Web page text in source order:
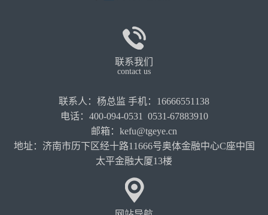
联系我们
contact us
联系人：杨总监 手机：16666551138
电话：400-094-0531 0531-67883910
邮箱：kefu@tgeye.cn
地址：济南市历下区经十路11666号奥体金融中心C座中国
太平金融大厦13楼